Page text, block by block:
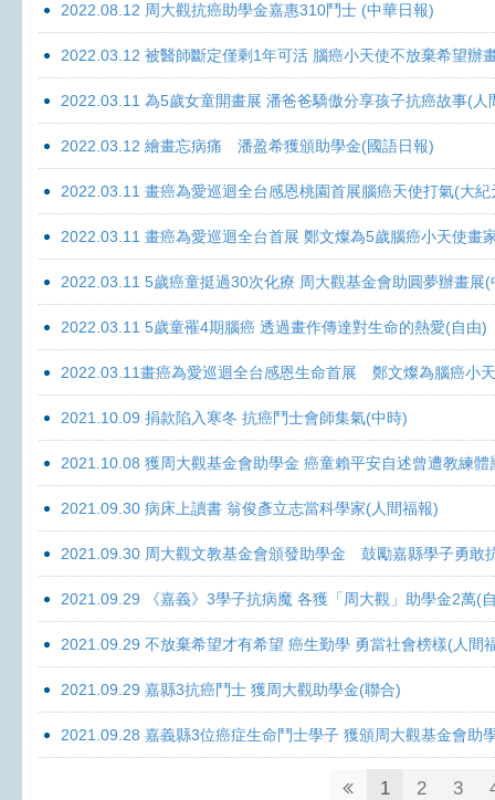
2022.08.12 周大觀抗癌助學金嘉惠310鬥士 (中華日報)
2022.03.12 被醫師斷定僅剩1年可活 腦癌小天使不放棄希望辦
2022.03.11 為5歲女童開畫展 潘爸爸驕傲分享孩子抗癌故事(人
2022.03.12 繪畫忘病痛 潘盈希獲頒助學金(國語日報)
2022.03.11 畫癌為愛巡迴全台感恩桃園首展腦癌天使打氣(大紀
2022.03.11 畫癌為愛巡迴全台首展 鄭文燦為5歲腦癌小天使畫
2022.03.11 5歲癌童挺過30次化療 周大觀基金會助圓夢辦畫展
2022.03.11 5歲童罹4期腦癌 透過畫作傳達對生命的熱愛(自由)
2022.03.11畫癌為愛巡迴全台感恩生命首展 鄭文燦為腦癌小
2021.10.09 捐款陷入寒冬 抗癌鬥士會師集氣(中時)
2021.10.08 獲周大觀基金會助學金 癌童賴平安自述曾遭教練體
2021.09.30 病床上讀書 翁俊彥立志當科學家(人間福報)
2021.09.30 周大觀文教基金會頒發助學金 鼓勵嘉縣學子勇敢
2021.09.29 《嘉義》3學子抗病魔 各獲「周大觀」助學金2萬(
2021.09.29 不放棄希望才有希望 癌生勤學 勇當社會榜樣(人間
2021.09.29 嘉縣3抗癌鬥士 獲周大觀助學金(聯合)
2021.09.28 嘉義縣3位癌症生命鬥士學子 獲頒周大觀基金會助
1 2 3